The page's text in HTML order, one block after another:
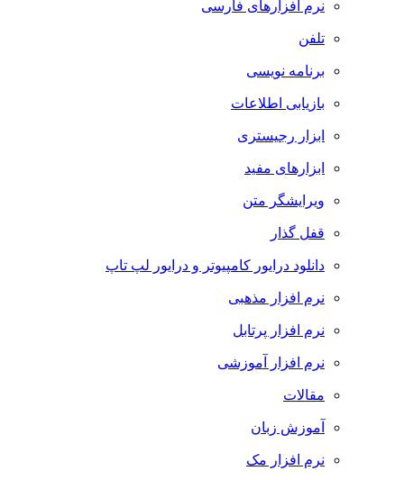
نرم افزارهای فارسی
تلفن
برنامه نویسی
بازیابی اطلاعات
ابزار رجیستری
ابزارهای مفید
ویرایشگر متن
قفل گذار
دانلود درایور کامپیوتر و درایور لپ تاپ
نرم افزار مذهبی
نرم افزار پرتابل
نرم افزار آموزشی
مقالات
آموزش زبان
نرم افزار مک